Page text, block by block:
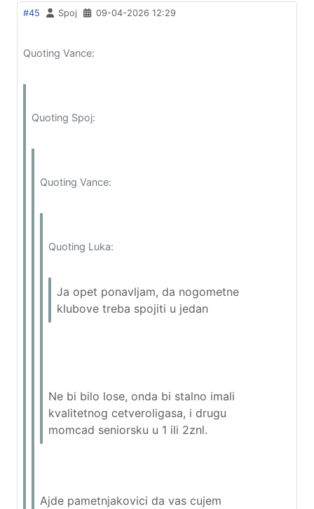
#45 Spoj 09-04-2026 12:29
Quoting Vance:
Quoting Spoj:
Quoting Vance:
Quoting Luka:
Ja opet ponavljam, da nogometne
klubove treba spojiti u jedan
Ne bi bilo lose, onda bi stalno imali
kvalitetnog cetveroligasa, i drugu
momcad seniorsku u 1 ili 2znl.
Ajde pametnjakovici da vas cujem